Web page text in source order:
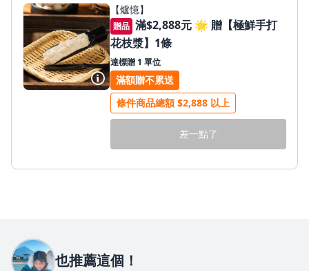
更多資訊
【爐憶】
贈品 滿$2,888元 🌟 贈【極鮮手打
花枝漿】1條
達標贈 1 單位
滿額贈不累送
條件商品總額 $2,888 以上
差一點了
也推薦這個！